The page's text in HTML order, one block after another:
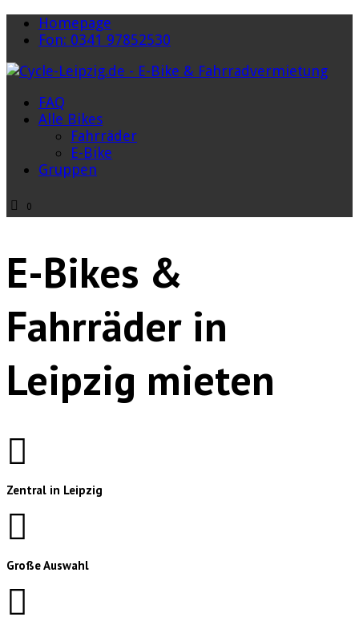
Homepage
Fon: 0341 97852530
FAQ
Alle Bikes
Fahrräder
E-Bike
Gruppen
0
E-Bikes &
Fahrräder in
Leipzig mieten
Zentral in Leipzig
Große Auswahl